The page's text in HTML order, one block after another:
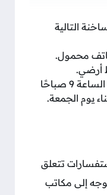
التالية
تعمل هذه الخدمة يوميًا من الساعة 9 صباحًا
تتعلق
إلى مكاتب